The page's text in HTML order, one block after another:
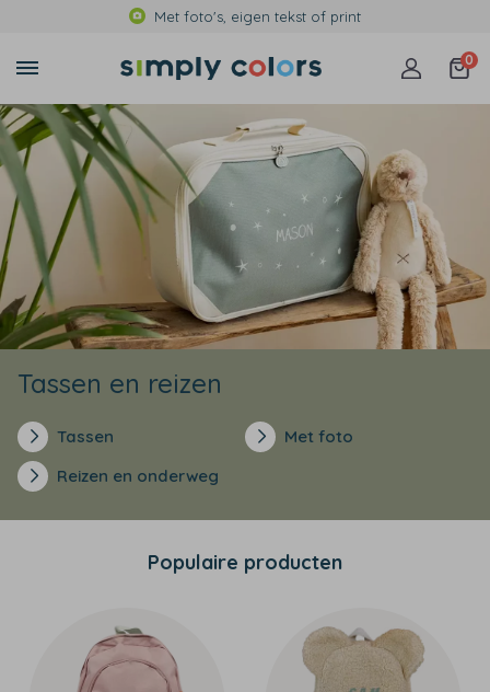
Met foto's, eigen tekst of print
0
Tassen en reizen
Tassen
Reizen en onderweg
Met foto
Populaire producten